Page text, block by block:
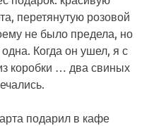
перетянутую розовой
не было предела, но
Когда он ушел, я с
коробки … два свиных
подарил в кафе